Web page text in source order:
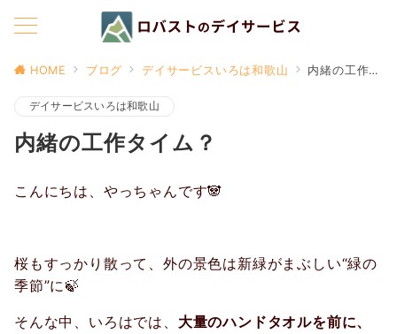
HOME ブログ デイサービスいろは和歌山 内緒の工作タイム？
デイサービスいろは和歌山
内緒の工作タイム？
こんにちは、やっちゃんです🐼
桜もすっかり散って、外の景色は新緑がまぶしい“緑の
季節”に🍃
そんな中、いろはでは、 大量のハンドタオルを前に、